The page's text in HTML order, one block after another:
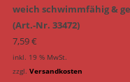
weich schwimmfähig &
(Art.-Nr. 33472)
7,59€
inkl. 19 % MwSt.
zzgl. Versandkosten